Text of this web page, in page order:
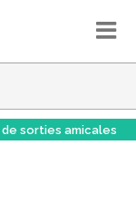
de sorties amicales